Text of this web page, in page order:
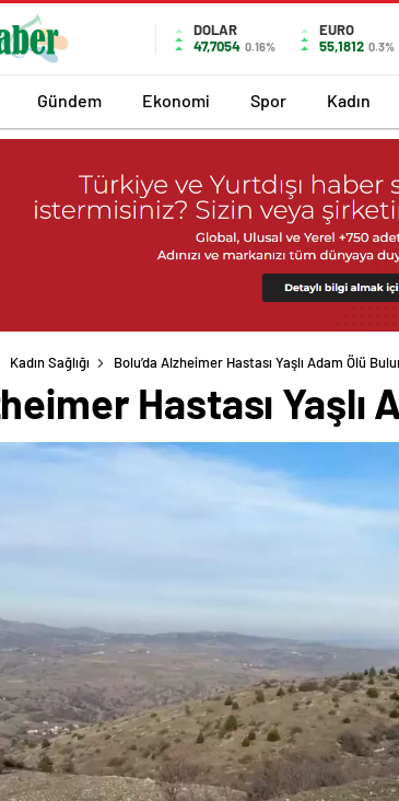
DOLAR
47,7054 0.16%
EURO
55,1812 0.3%
Gündem Ekonomi Spor Kadın
Kadın Sağlığı Bolu’da Alzheimer Hastası Yaşlı Adam Ölü
Hastası Yaşlı